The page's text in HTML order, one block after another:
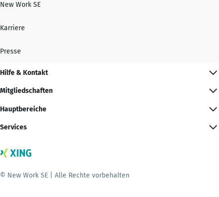
New Work SE
Karriere
Presse
Hilfe & Kontakt
Mitgliedschaften
Hauptbereiche
Services
© New Work SE | Alle Rechte vorbehalten